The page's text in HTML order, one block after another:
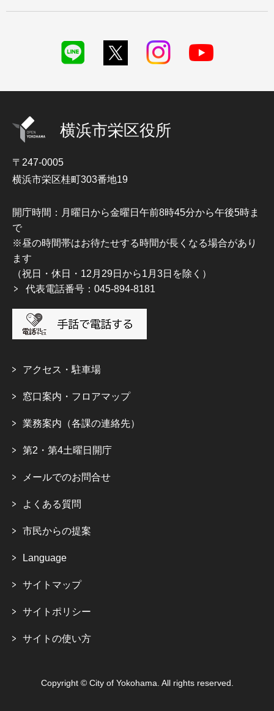
横浜市栄区役所
〒247-0005
横浜市栄区桂町303番地19
開庁時間：月曜日から金曜日午前8時45分から午後5時ま
で
※昼の時間帯はお待たせする時間が長くなる場合があり
ます
（祝日・休日・12月29日から1月3日を除く）
代表電話番号：045-894-8181
アクセス・駐車場
窓口案内・フロアマップ
業務案内（各課の連絡先）
第2・第4土曜日開庁
メールでのお問合せ
よくある質問
市民からの提案
Language
サイトマップ
サイトポリシー
サイトの使い方
Copyright © City of Yokohama. All rights reserved.